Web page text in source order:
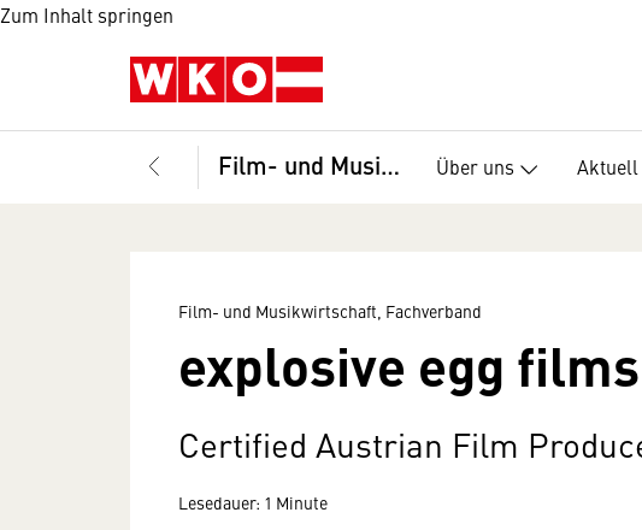
Zum Inhalt springen
Film- und Musikwirtschaft, Fachverband Über uns Aktuell
Film- und Musikwirtschaft, Fachverband
explosive egg
Certified Austrian Film
Lesedauer: 1 Minute